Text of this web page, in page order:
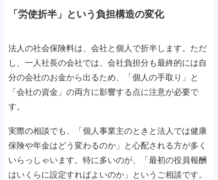
「労使折半」という負担構造の変化
法人の社会保険料は、会社と個人で折半します。ただ
し、一人社長の会社では、会社負担分も最終的には自
分の会社のお金から出るため、「個人の手取り」と
「会社の資金」の両方に影響する点に注意が必要で
す。
実際の相談でも、「個人事業主のときと法人では健康
保険や年金はどう変わるのか」と心配される方が多く
いらっしゃいます。特に多いのが、「最初の役員報酬
はいくらに設定すればよいのか」というご相談です。